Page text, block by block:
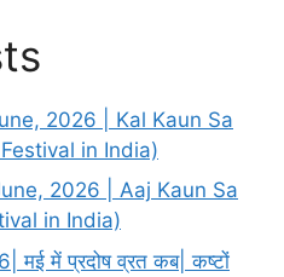
2026 | Kal Kaun Sa
in India)
2026 | Aaj Kaun Sa
in India)
में प्रदोष व्रत कब| कष्टों